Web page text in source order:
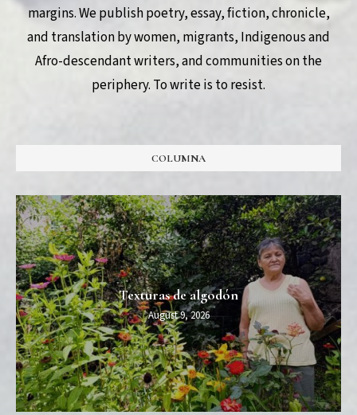
margins. We publish poetry, essay, fiction, chronicle,
and translation by women, migrants, Indigenous and
Afro-descendant writers, and communities on the
periphery. To write is to resist.
COLUMNA
Texturas de algodón
August 9, 2026